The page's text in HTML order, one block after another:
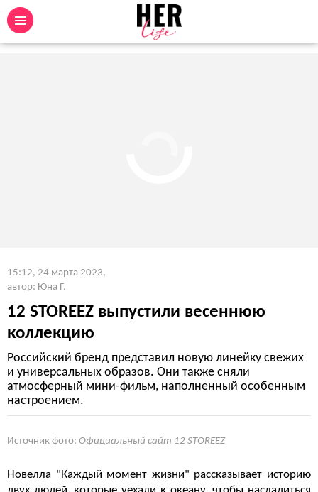
15:12, 24 марта 2023,
автор: Юна Г.
12 STOREEZ выпустили весеннюю
коллекцию
Российский бренд представил новую линейку свежих
и универсальных образов. Они также сняли
атмосферный мини-фильм, наполненный особенным
настроением.
Источник фото: Официальный сайт 12 STOREEZ
Новелла "Каждый момент жизни" рассказывает историю